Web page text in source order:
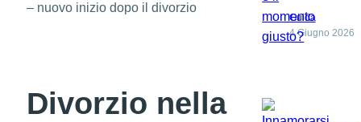
Divorzio nella
Guida
4 Giugno 2026